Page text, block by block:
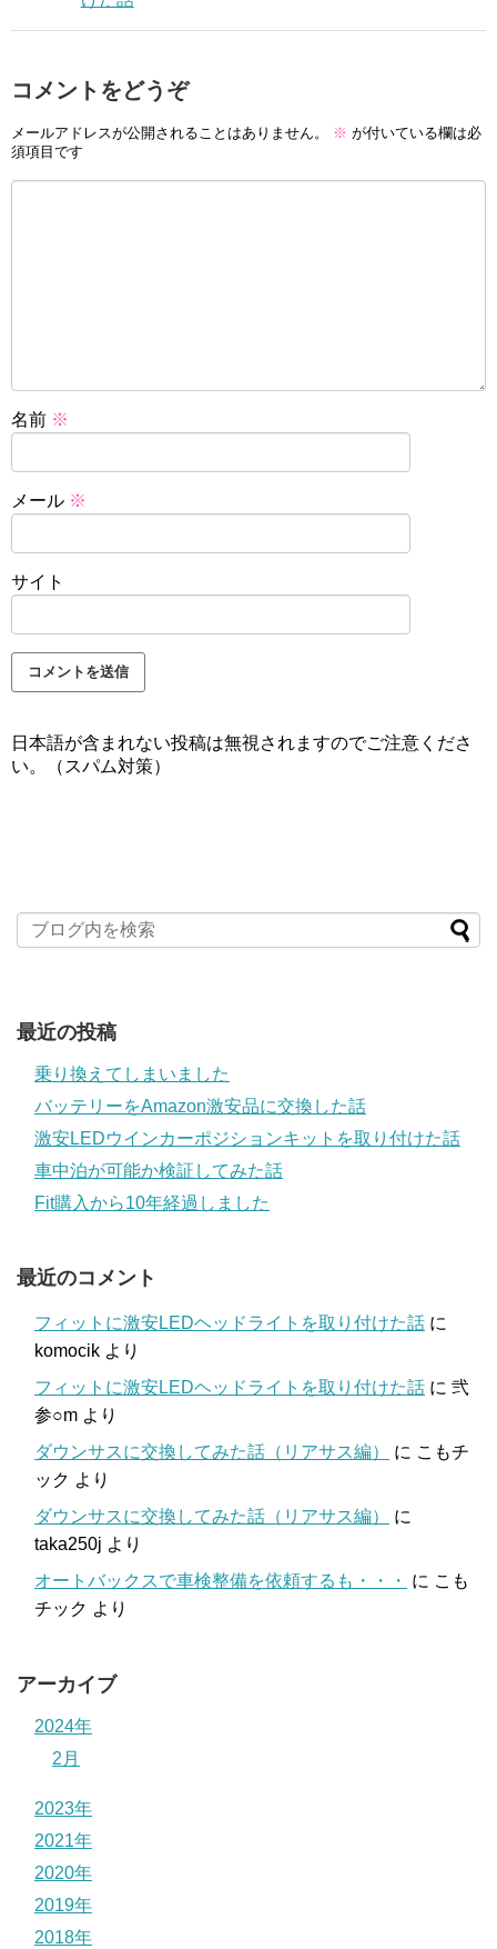
コメントをどうぞ
メールアドレスが公開されることはありません。 ※ が付いている欄は必
須項目です
名前 ※
メール ※
サイト
日本語が含まれない投稿は無視されますのでご注意くださ
い。（スパム対策）
最近の投稿
乗り換えてしまいました
バッテリーをAmazon激安品に交換した話
激安LEDウインカーポジションキットを取り付けた話
車中泊が可能か検証してみた話
Fit購入から10年経過しました
最近のコメント
フィットに激安LEDヘッドライトを取り付けた話 に
komocik より
フィットに激安LEDヘッドライトを取り付けた話 に 弐
参○m より
ダウンサスに交換してみた話（リアサス編）
に こもチ
ック より
ダウンサスに交換してみた話（リアサス編）
に
taka250j より
オートバックスで車検整備を依頼するも・・・
に こも
チック より
アーカイブ
2024年
2月
2023年
2021年
2020年
2019年
2018年